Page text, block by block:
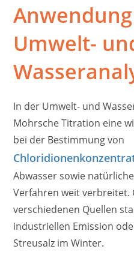
Umwelt-
In der Umwelt- und
Mohrsche Titration eine
bei der Bestimmung von
Abwasser sowie
Verfahren weit verbreitet.
verschiedenen Quellen
industriellen Emission
Streusalz im Winter.